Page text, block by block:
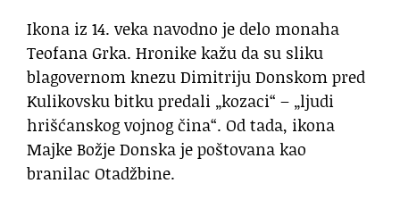
Ikona iz 14. veka navodno je delo monaha
Teofana Grka. Hronike kažu da su sliku
blagovernom knezu Dimitriju Donskom pred
Kulikovsku bitku predali „kozaci“ – „ljudi
hrišćanskog vojnog čina“. Od tada, ikona
Majke Božje Donska je poštovana kao
branilac Otadžbine.